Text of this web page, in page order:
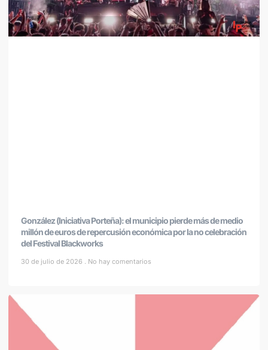
González (Iniciativa Porteña): el municipio pierde más de medio
millón de euros de repercusión económica por la no celebración
del Festival Blackworks
30 de julio de 2026 No hay comentarios